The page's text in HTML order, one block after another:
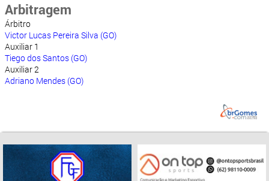
Arbitragem
Árbitro
Victor Lucas Pereira Silva (GO)
Auxiliar 1
Tiego dos Santos (GO)
Auxiliar 2
Adriano Mendes (GO)